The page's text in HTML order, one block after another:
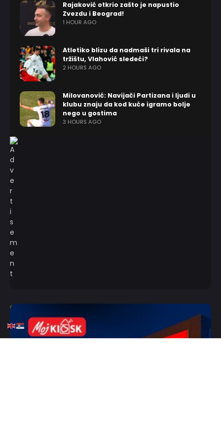
Rajaković otkrio zašto je napustio
Zvezdu i Beograd!
1 HOUR AGO
Atletiko blizu da nadmaši tri rivala na
tržištu, Vlahović sledeći?
2 HOURS AGO
Milovanović: Navijači Partizana i ljudi u
klubu znaju da kod kuće igramo bolje
nego u gostima
3 HOURS AGO